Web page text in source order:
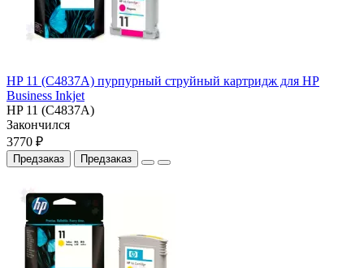
HP 11 (C4837A) пурпурный струйный картридж для HP
Business Inkjet
HP 11 (C4837A)
Закончился
3770 ₽
Предзаказ Предзаказ